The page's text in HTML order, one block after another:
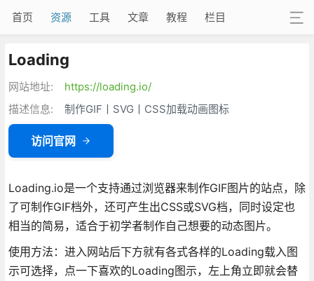
首页 资源 工具 文章 教程 栏目
Loading
网站地址:
https://loading.io/
描述信息:
制作GIF丨SVG丨CSS加载动画图标
访问官网
Loading.io是一个支持通过浏览器来制作GIF图片的站点，除
了可制作GIF档外，还可产生出CSS或SVG档，同时设定也
相当的简易，适合于初学者制作自己想要的动态图片。
使用方法：进入网站后下方就有各式各样的Loading载入图
示可选择，点一下喜欢的Loading图示，左上角立即就会替